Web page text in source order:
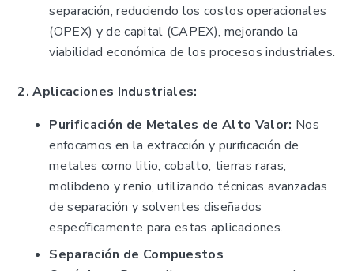
separación, reduciendo los costos operacionales
(OPEX) y de capital (CAPEX), mejorando la
viabilidad económica de los procesos industriales.
2. Aplicaciones Industriales:
Purificación de Metales de Alto Valor: Nos
enfocamos en la extracción y purificación de
metales como litio, cobalto, tierras raras,
molibdeno y renio, utilizando técnicas avanzadas
de separación y solventes diseñados
específicamente para estas aplicaciones.
Separación de Compuestos